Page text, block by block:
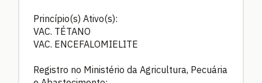
Princípio(s) Ativo(s):
VAC. TÉTANO
VAC. ENCEFALOMIELITE
Registro no Ministério da Agricultura, Pecuária